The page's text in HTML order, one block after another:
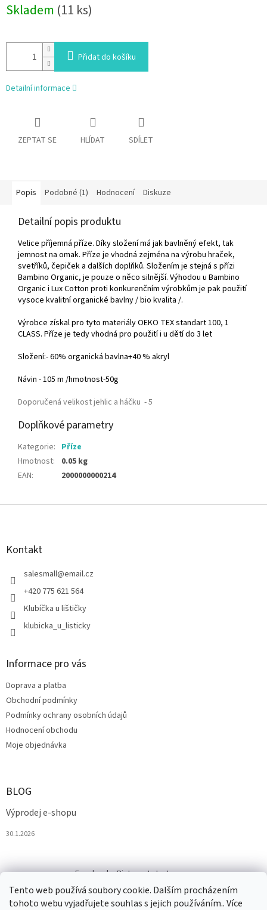
Tento web používá soubory cookie. Dalším procházením
tohoto webu vyjadřujete souhlas s jejich používáním.. Více
cena:
Skladem (11 ks)
Přidat do košíku
Detailní informace
ZEPTAT SE HLÍDAT SDÍLET
Popis Podobné (1) Hodnocení Diskuze
Detailní popis produktu
Velice příjemná příze. Díky složení má jak bavlněný efekt, tak
jemnost na omak. Příze je vhodná zejména na výrobu hraček,
svetříků, čepiček a dalších doplňků. Složením je stejná s přízi
Bambino Organic, je pouze o něco silnější. Výhodou u Bambino
Organic i Lux Cotton proti konkurenčním výrobkům je pak použití
vysoce kvalitní organické bavlny / bio kvalita /.
Výrobce získal pro tyto materiály OEKO TEX standart 100, 1
CLASS. Příze je tedy vhodná pro použití i u dětí do 3 let
Složení:- 60% organická bavlna+40 % akryl
Návin - 105 m /hmotnost-50g
Doporučená velikost jehlic a háčku - 5
Doplňkové parametry
Kategorie: Příze
Hmotnost:
0.05 kg
EAN: 2000000000214
Z
Kontakt
salesmall@email.cz
+420 775 621 564
Klubíčka u lištičky
klubicka_u_listicky
Informace pro vás
Doprava a platba
Obchodní podmínky
Podmínky ochrany osobních údajů
Hodnocení obchodu
Moje objednávka
BLOG
Výprodej e-shopu
30.1.2026
Facebook Pinterest Instagram